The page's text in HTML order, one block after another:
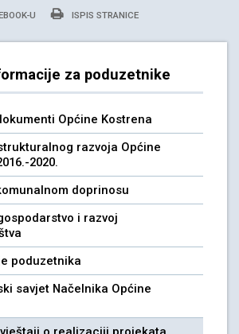
U ISPIS STRANICE
za poduzetnike
Općine Kostrena
razvoja Općine
2020.
doprinosu
i razvoj
poduzetnika
savjet Načelnika Općine